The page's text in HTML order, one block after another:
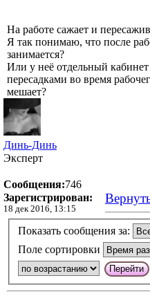
На работе сажает и
Я так понимаю, что после
занимается?
Или у неё отдельный
пересадками во время
мешает?
Динь-Динь
Эксперт
Сообщения:746
Зарегистрирован:
18 дек 2016, 13:15
Показать сообщения за:
Поле сортировки